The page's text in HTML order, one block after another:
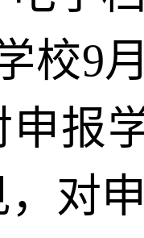
校9
申报
，对